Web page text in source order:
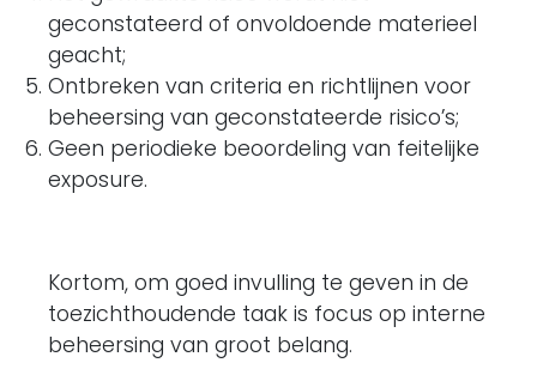
geconstateerd of onvoldoende materieel
geacht;
Ontbreken van criteria en richtlijnen voor
beheersing van geconstateerde risico’s;
Geen periodieke beoordeling van feitelijke
exposure.
Kortom, om goed invulling te geven in de
toezichthoudende taak is focus op interne
beheersing van groot belang.